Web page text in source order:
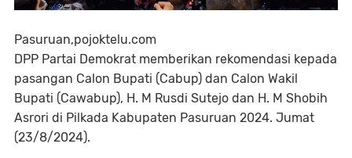
Pasuruan,pojoktelu.com
DPP Partai Demokrat memberikan rekomendasi kepada
pasangan Calon Bupati (Cabup) dan Calon Wakil
Bupati (Cawabup), H. M Rusdi Sutejo dan H. M Shobih
Asrori di Pilkada Kabupaten Pasuruan 2024. Jumat
(23/8/2024).